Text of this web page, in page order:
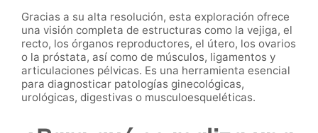
Gracias a su alta resolución, esta exploración ofrece
una visión completa de estructuras como la vejiga, el
recto, los órganos reproductores, el útero, los ovarios
o la próstata, así como de músculos, ligamentos y
articulaciones pélvicas. Es una herramienta esencial
para diagnosticar patologías ginecológicas,
urológicas, digestivas o musculoesqueléticas.